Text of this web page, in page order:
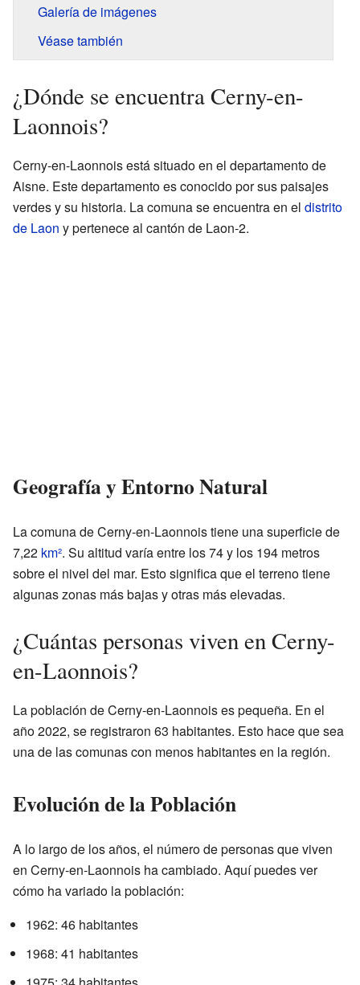
Galería de imágenes
Véase también
¿Dónde se encuentra Cerny-en-
Laonnois?
Cerny-en-Laonnois está situado en el departamento de
Aisne. Este departamento es conocido por sus paisajes
verdes y su historia. La comuna se encuentra en el distrito
de Laon y pertenece al cantón de Laon-2.
Geografía y Entorno Natural
La comuna de Cerny-en-Laonnois tiene una superficie de
7,22 km². Su altitud varía entre los 74 y los 194 metros
sobre el nivel del mar. Esto significa que el terreno tiene
algunas zonas más bajas y otras más elevadas.
¿Cuántas personas viven en Cerny-
en-Laonnois?
La población de Cerny-en-Laonnois es pequeña. En el
año 2022, se registraron 63 habitantes. Esto hace que sea
una de las comunas con menos habitantes en la región.
Evolución de la Población
A lo largo de los años, el número de personas que viven
en Cerny-en-Laonnois ha cambiado. Aquí puedes ver
cómo ha variado la población:
1962: 46 habitantes
1968: 41 habitantes